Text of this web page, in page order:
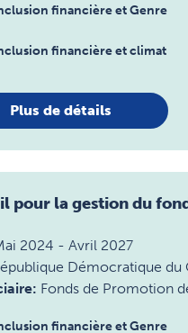
financière et Genre
financière et climat
Plus de détails
pour la gestion du
2024 - Avril 2027
Démocratique du
Fonds de Promotion
financière et Genre